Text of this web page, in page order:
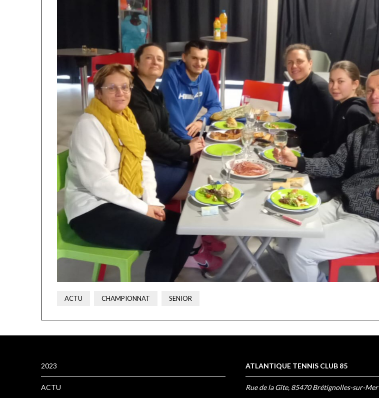
ACTU CHAMPIONNAT SENIOR
2023
ACTU
ATLANTIQUE TENNIS CLUB 85
Rue de la Gîte, 85470 Brétignolles-sur-Mer